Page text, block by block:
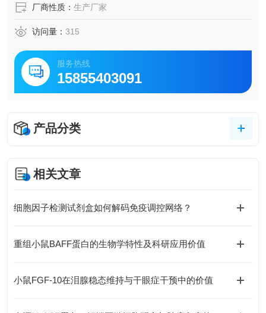
厂商性质： 生产厂家
访问量： 315
服务热线
15855403091
产品分类
相关文章
细胞因子检测试剂盒如何解码免疫调控网络？
重组小鼠BAFF蛋白的生物学特性及科研应用价值
小鼠FGF-10在泪腺稳态维持与干眼症干预中的价值